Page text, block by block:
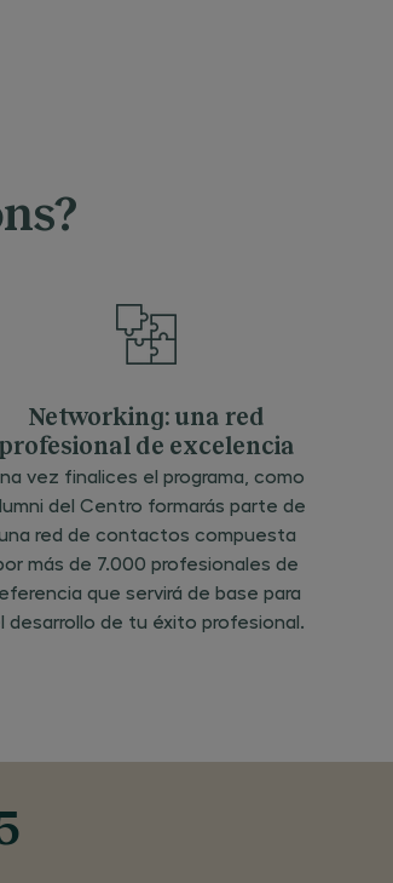
Networking: una red
profesional de excelencia
vez finalices el programa, como
del Centro formarás parte de
red de contactos compuesta
más de 7.000 profesionales de
que servirá de base para
desarrollo de tu éxito profesional.